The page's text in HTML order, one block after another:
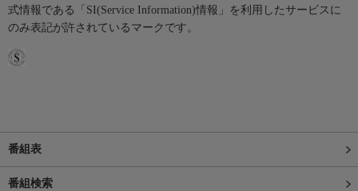
式情報である「SI(Service Information)情報」を利用したサービスに
のみ表記が許されているマークです。
番組表
番組検索